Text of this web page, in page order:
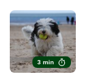
3 min